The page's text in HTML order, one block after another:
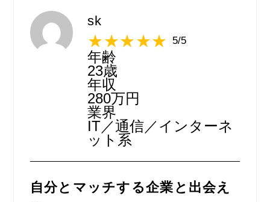
sk
5/5
年齢
23歳
年収
280万円
業界
IT／通信／インターネ
ット系
自分とマッチする企業と出会え